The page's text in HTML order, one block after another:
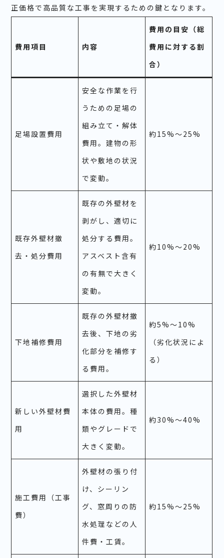
正価格で高品質な工事を実現するための鍵となります。
費用項目 内容
費用の目安（総
費用に対する割
合）
足場設置費用
安全な作業を行
うための足場の
組み立て・解体
費用。建物の形
状や敷地の状況
で変動。
約15%～25%
既存外壁材撤
去・処分費用
既存の外壁材を
剥がし、適切に
処分する費用。
アスベスト含有
の有無で大きく
変動。
約10%～20%
下地補修費用
既存の外壁材撤
去後、下地の劣
化部分を補修す
る費用。
約5%～10%
（劣化状況によ
る）
新しい外壁材費
用
選択した外壁材
本体の費用。種
類やグレードで
大きく変動。
約30%～40%
施工費用（工事
費）
外壁材の張り付
け、シーリン
グ、窓周りの防
水処理などの人
件費・工賃。
約15%～25%